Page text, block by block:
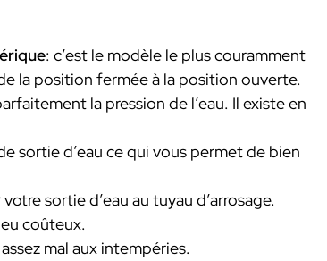
: c’est le modèle le plus couramment
la position fermée à la position ouverte.
la pression de l’eau. Il existe en
sortie d’eau ce qui vous permet de bien
sortie d’eau au tuyau d’arrosage.
coûteux.
mal aux intempéries.